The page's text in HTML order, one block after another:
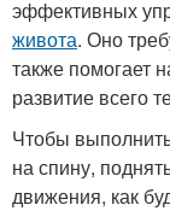
эффективных
живота. Оно
также помогает
развитие всего
Чтобы
на спину,
движения, как